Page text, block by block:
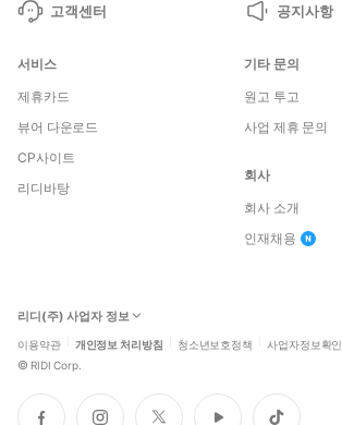
고객센터 공지사항
서비스
제휴카드
뷰어 다운로드
CP사이트
리디바탕
기타 문의
원고 투고
사업 제휴 문의
회사
회사 소개
인재채용
리디(주) 사업자 정보
이용약관 개인정보 처리방침 청소년보호정책 사업자정보확인
© RIDI Corp.